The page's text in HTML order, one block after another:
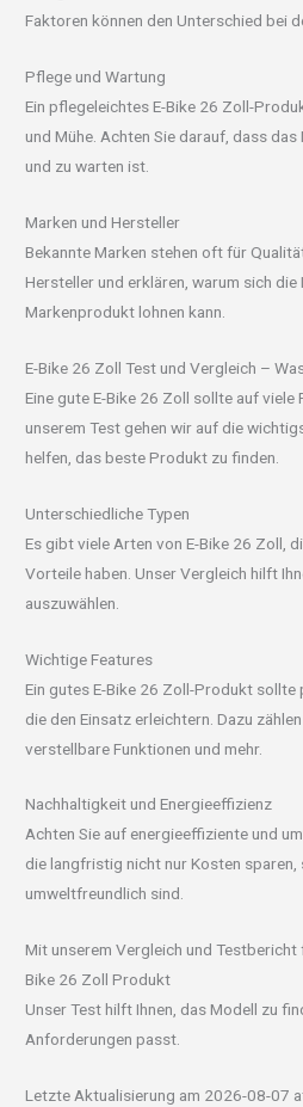
Faktoren können den Unterschied bei
Pflege und Wartung
Ein pflegeleichtes E-Bike 26 Zoll-
und Mühe. Achten Sie darauf, dass
und zu warten ist.
Marken und Hersteller
Bekannte Marken stehen oft für
Hersteller und erklären, warum sich die
Markenprodukt lohnen kann.
E-Bike 26 Zoll Test und Vergleich –
Eine gute E-Bike 26 Zoll sollte auf
unserem Test gehen wir auf die
helfen, das beste Produkt zu finden.
Unterschiedliche Typen
Es gibt viele Arten von E-Bike 26 Zoll,
Vorteile haben. Unser Vergleich hilft
auszuwählen.
Wichtige Features
Ein gutes E-Bike 26 Zoll-Produkt sollte
die den Einsatz erleichtern. Dazu
verstellbare Funktionen und mehr.
Nachhaltigkeit und Energieeffizienz
Achten Sie auf energieeffiziente und
die langfristig nicht nur Kosten sparen,
umweltfreundlich sind.
Mit unserem Vergleich und Testbericht
Bike 26 Zoll Produkt
Unser Test hilft Ihnen, das Modell zu
Anforderungen passt.
Letzte Aktualisierung am 2026-08-07